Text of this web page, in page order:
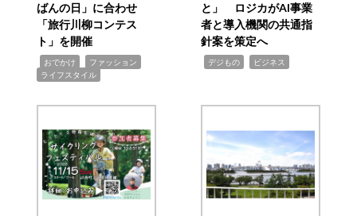
ばんの日」に合わせ
「旅行川柳コンテス
ト」を開催
おでかけ ファッション
ライフスタイル
と」 ロジカがAI事業
者と導入機関の共通指
針案を策定へ
デジもの ビジネス